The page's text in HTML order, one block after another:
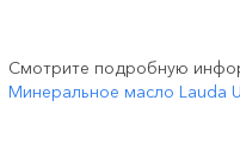
Смотрите подробную
Минеральное масло Lauda